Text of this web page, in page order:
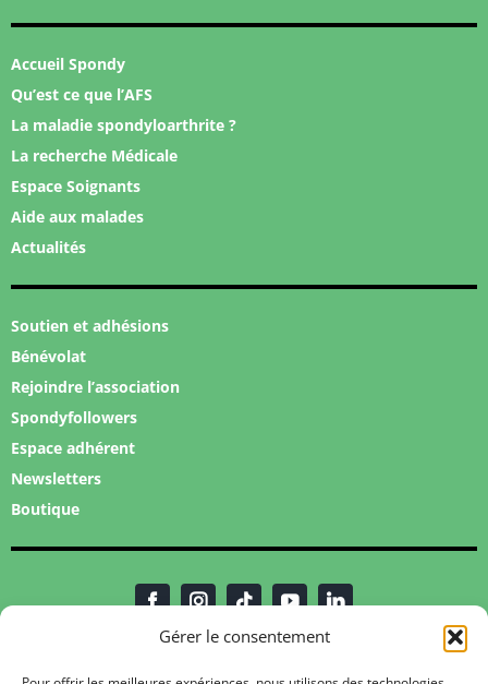
Gérer le consentement
Accueil Spondy
Qu’est ce que l’AFS
La maladie spondyloarthrite ?
La recherche Médicale
Espace Soignants
Aide aux malades
Actualités
Soutien et adhésions
Bénévolat
Rejoindre l’association
Spondyfollowers
Espace adhérent
Newsletters
Boutique